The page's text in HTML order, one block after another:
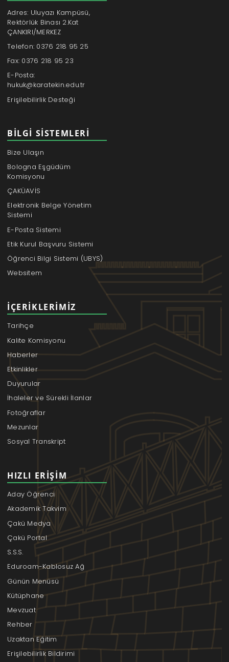
Adres: Uluyazı Kampüsü,
Rektörlük Binası 2.Kat
ÇANKIRI/MERKEZ
Telefon: 0376 218 95 25
Fax: 0376 218 95 23
E-Posta:
hukuk@karatekin.edu.tr
Erişilebilirlik Desteği
BILGI SISTEMLERI
Bize Ulaşın
Bologna Eşgüdüm
Komisyonu
ÇAKÜAVİS
Elektronik Belge Yönetim
Sistemi
E-Posta Sistemi
Etik Kurul Başvuru Sistemi
Öğrenci Bilgi Sistemi (UBYS)
Websitem
İÇERIKLERIMIZ
Tarihçe
Kalite Komisyonu
Haberler
Etkinlikler
Duyurular
İhaleler ve Sürekli İlanlar
Fotoğraflar
Mezunlar
Sosyal Transkript
HIZLI ERIŞIM
Aday Öğrenci
Akademik Takvim
Çakü Medya
Çakü Portal
S.S.S.
Eduroam-Kablosuz Ağ
Günün Menüsü
Kütüphane
Mevzuat
Rehber
Uzaktan Eğitim
Erişilebilirlik Bildirimi